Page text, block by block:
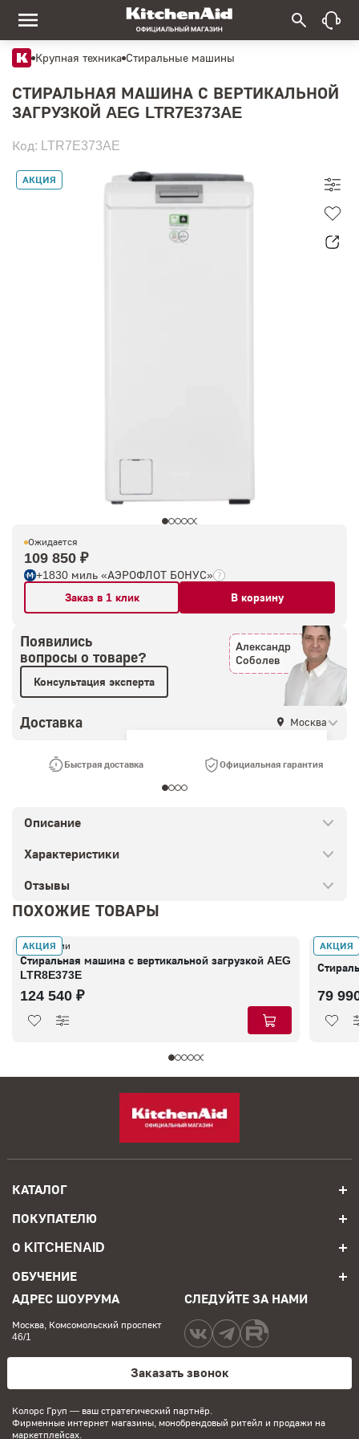
Крупная техника Стиральные машины
СТИРАЛЬНАЯ МАШИНА С ВЕРТИКАЛЬНОЙ
ЗАГРУЗКОЙ AEG LTR7E373AE
Код: LTR7E373AE
АКЦИЯ
Ожидается
109 850 ₽
+1830 миль «АЭРОФЛОТ БОНУС»
Заказ в 1 клик
В корзину
Появились
вопросы о товаре?
Консультация эксперта
Александр
Соболев
Доставка Москва
Быстрая доставка Официальная гарантия
Описание
Характеристики
Отзывы
ПОХОЖИЕ ТОВАРЫ
АКЦИЯ
В наличии
Стиральная машина с вертикальной загрузкой AEG
LTR8E373E
124 540 ₽
АКЦИЯ
В
79
КАТАЛОГ
ПОКУПАТЕЛЮ
О KITCHENAID
ОБУЧЕНИЕ
АДРЕС ШОУРУМА
Москва, Комсомольский проспект
46/1
СЛЕДУЙТЕ ЗА НАМИ
Заказать звонок
Колорс Груп — ваш стратегический партнёр.
Фирменные интернет магазины, монобрендовый ритейл и продажи на
маркетплейсах.